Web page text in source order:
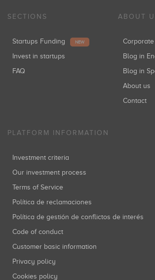
SECTIONS
Startups Funding NEW
Invest in startups
FAQ
ABOUT
Blog in
Blog in
About us
Contact
PLATFORM INFORMATION
Investment criteria
Our investment process
Terms of Service
Política de reclamaciones
Política de gestión de conflictos de interés
Code of conduct
Customer basic information
Privacy policy
Cookies policy